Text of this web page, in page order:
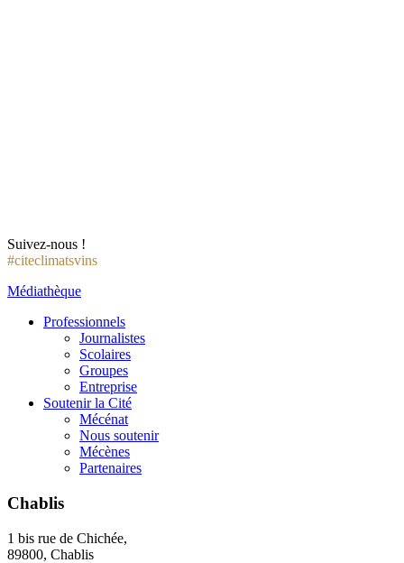
Suivez-nous !
#citeclimatsvins
Médiathèque
Professionnels
Journalistes
Scolaires
Groupes
Entreprise
Soutenir la Cité
Mécénat
Nous soutenir
Mécènes
Partenaires
Chablis
1 bis rue de Chichée,
89800, Chablis